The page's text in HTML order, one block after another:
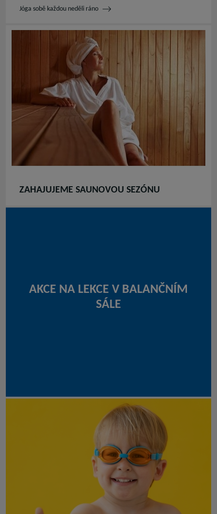
Jóga sobě každou neděli ráno
ZAHAJUJEME SAUNOVOU SEZÓNU
AKCE NA LEKCE V BALANČNÍM
SÁLE